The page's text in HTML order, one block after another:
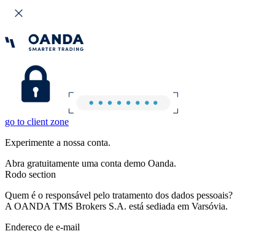
go to client zone
Experimente a nossa conta.
Abra gratuitamente uma conta demo Oanda.
Rodo section
Quem é o responsável pelo tratamento dos dados pessoais?
A OANDA TMS Brokers S.A. está sediada em Varsóvia.
Endereço de e-mail